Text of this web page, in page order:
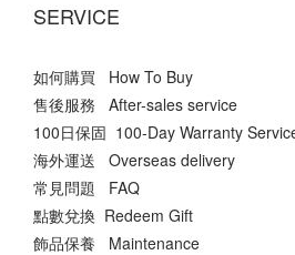
SERVICE
如何購買 How To Buy
售後服務 After-sales service
100日保固 100-Day Warranty
海外運送 Overseas delivery
常見問題 FAQ
點數兌換 Redeem Gift
飾品保養 Maintenance